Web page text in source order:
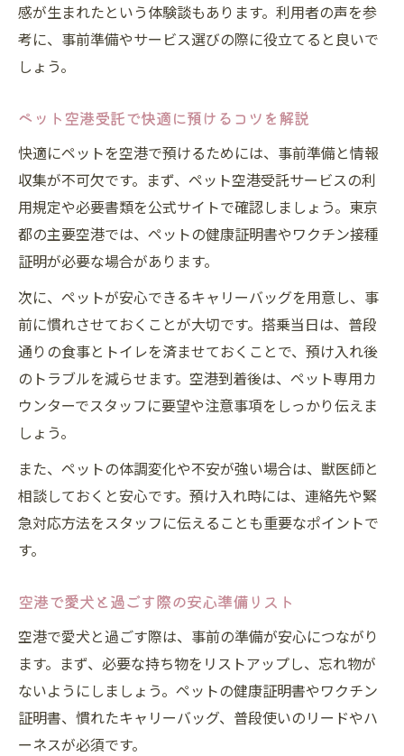
感が生まれたという体験談もあります。利用者の声を参
考に、事前準備やサービス選びの際に役立てると良いで
しょう。
ペット空港受託で快適に預けるコツを解説
快適にペットを空港で預けるためには、事前準備と情報
収集が不可欠です。まず、ペット空港受託サービスの利
用規定や必要書類を公式サイトで確認しましょう。東京
都の主要空港では、ペットの健康証明書やワクチン接種
証明が必要な場合があります。
次に、ペットが安心できるキャリーバッグを用意し、事
前に慣れさせておくことが大切です。搭乗当日は、普段
通りの食事とトイレを済ませておくことで、預け入れ後
のトラブルを減らせます。空港到着後は、ペット専用カ
ウンターでスタッフに要望や注意事項をしっかり伝えま
しょう。
また、ペットの体調変化や不安が強い場合は、獣医師と
相談しておくと安心です。預け入れ時には、連絡先や緊
急対応方法をスタッフに伝えることも重要なポイントで
す。
空港で愛犬と過ごす際の安心準備リスト
空港で愛犬と過ごす際は、事前の準備が安心につながり
ます。まず、必要な持ち物をリストアップし、忘れ物が
ないようにしましょう。ペットの健康証明書やワクチン
証明書、慣れたキャリーバッグ、普段使いのリードやハ
ーネスが必須です。